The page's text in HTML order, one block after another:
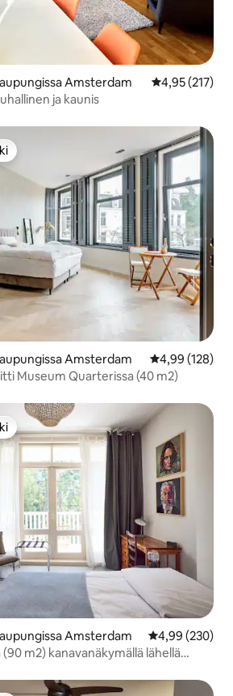
Amsterdam
4,95 (217)
ja kaunis
parhaimmistoa
Amsterdam
4,99 (128)
Museum Quarterissa (40 m2)
parhaimmistoa
Amsterdam
4,99 (230)
(90 m2) kanavanäkymällä lähellä